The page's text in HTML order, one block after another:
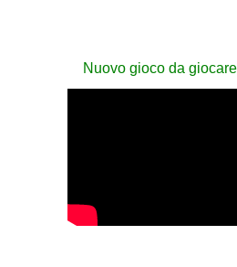
Nuovo gioco da